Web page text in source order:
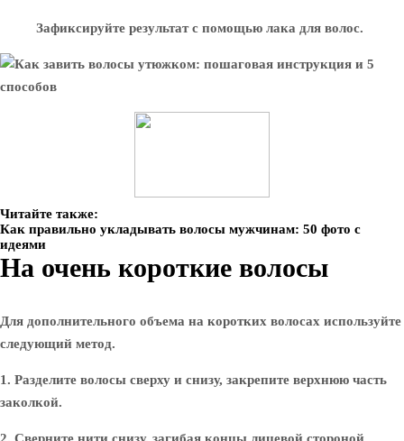
Зафиксируйте результат с помощью лака для волос.
Читайте также:
Как правильно укладывать волосы мужчинам: 50 фото с
идеями
На очень короткие волосы
Для дополнительного объема на коротких волосах используйте
следующий метод.
1. Разделите волосы сверху и снизу, закрепите верхнюю часть
заколкой.